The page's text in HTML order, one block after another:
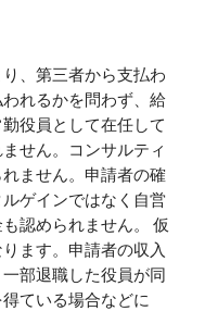
、第三者から支払わ
れるかを問わず、給
役員として在任して
せん。コンサルティ
ません。申請者の確
ゲインではなく自営
認められません。 仮
ます。申請者の収入
部退職した役員が同
ている場合などに